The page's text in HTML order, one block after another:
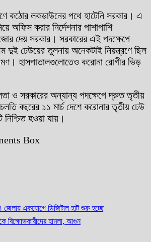
কঠোর লকডাউনের পথে হাটেনি সরকার। এ
অফিস করার নির্দেশনার পাশাপাশি
দেয় সরকার। সরকারের এই পদক্ষেপে
ঢেউয়ের তুলনায় অনেকটাই নিয়ন্ত্রণে ছিল
হাসপাতালগুলোতেও করোনা রোগীর ভিড়
ও সরকারের অন্যান্য পদক্ষেপে দ্রুত তৃতীয়
বছরের ১১ মার্চ দেশে করোনার তৃতীয় ঢেউ
নিশ্চিত হওয়া যায়।
Box
জেলায় একযোগে ডিজিটাল হাট শুরু হচ্ছে
বিক্ষোভকারীদের হামলা, আগুন